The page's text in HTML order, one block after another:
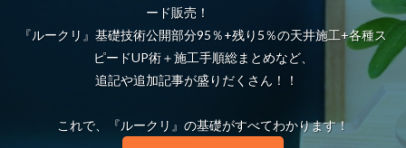
ード販売！
『ルークリ』基礎技術公開部分95％+残り5％の天井施工+各種ス
ピードUP術＋施工手順総まとめなど、
追記や追加記事が盛りだくさん！！
これで、『ルークリ』の基礎がすべてわかります！